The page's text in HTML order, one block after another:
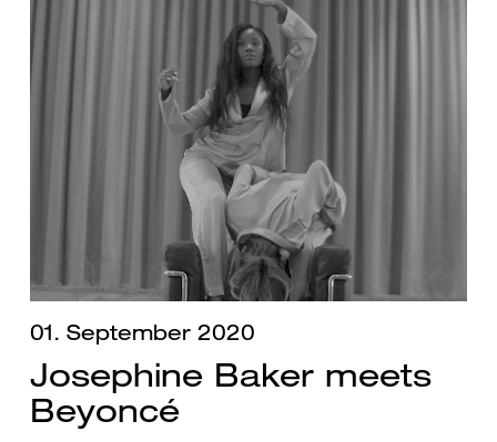
01. September 2020
Josephine Baker meets
Beyoncé